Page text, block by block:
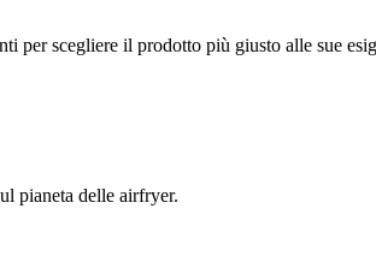
per scegliere il prodotto più giusto alle sue
pianeta delle airfryer.